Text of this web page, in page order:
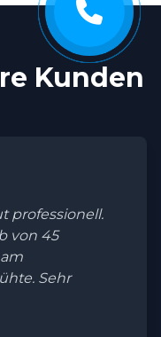
Kunden
professionell.
von 45
Sehr